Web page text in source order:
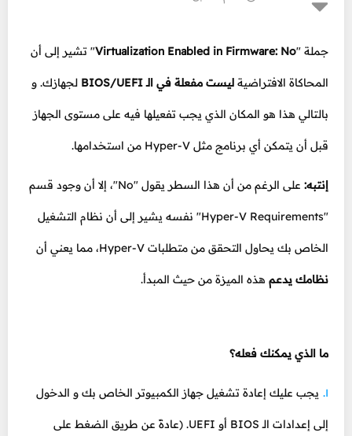
جملة "Virtualization Enabled in Firmware: No" تشير إلى أن
المحاكاة الافتراضية ليست مفعلة في الـ BIOS/UEFI لجهازك. و
بالتالي هذا هو المكان الذي يجب تفعيلها فيه على مستوى الجهاز
قبل أن يتمكن أي برنامج مثل Hyper-V من استخدامها.
إنتبه: على الرغم من أن هذا السطر يقول "No"، إلا أن وجود قسم
"Hyper-V Requirements" نفسه يشير إلى أن نظام التشغيل
الخاص بك يحاول التحقق من متطلبات Hyper-V، مما يعني أن
نظامك يدعم هذه الميزة من حيث المبدأ.
ما الذي يمكنك فعله؟
يجب عليك إعادة تشغيل جهاز الكمبيوتر الخاص بك و الدخول
إلى إعدادات الـ BIOS أو UEFI. (عادةً عن طريق الضغط على